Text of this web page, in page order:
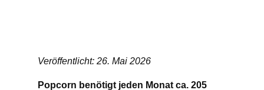
Veröffentlicht: 26. Mai 2026
Popcorn benötigt jeden Monat ca. 205